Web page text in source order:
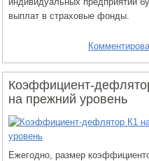
выплат в страховые фонды.
Коэффициент-
на прежний уровень
Ежегодно, размер